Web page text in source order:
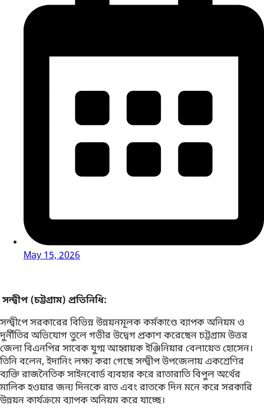
May 15, 2026
সন্দ্বীপ (চট্টগ্রাম) প্রতিনিধি:
সন্দ্বীপে সরকারের বিভিন্ন উন্নয়নমূলক কর্মকাণ্ডে ব্যাপক অনিয়ম ও
দুর্নীতির অভিযোগ তুলে গভীর উদ্বেগ প্রকাশ করেছেন চট্টগ্রাম উত্তর
জেলা বিএনপির সাবেক যুগ্ম আহ্বায়ক ইঞ্জিনিয়ার বেলায়েত হোসেন।
তিনি বলেন, ইদানিং লক্ষ্য করা গেছে সন্দ্বীপ উপজেলায় একশ্রেণির
ব্যক্তি রাজনৈতিক সাইনবোর্ড ব্যবহার করে রাতারাতি বিপুল অর্থের
মালিক হওয়ার জন্য দিনকে রাত এবং রাতকে দিন মনে করে সরকারি
উন্নয়ন কার্যক্রমে ব্যাপক অনিয়ম করে যাচ্ছে।